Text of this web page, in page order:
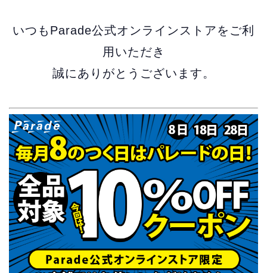
いつもParade公式オンラインストアをご利
用いただき
誠にありがとうございます。